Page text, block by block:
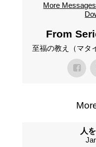
More
From
至福の教え（マタ
人